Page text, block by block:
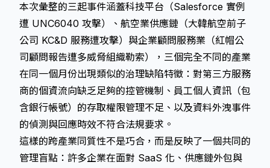
本次彙整的三起事件涵蓋科技平台（Salesforce 實例
遭 UNC6040 攻擊）、航空業供應鏈（大韓航空前子
公司 KC&D 服務遭攻擊）與企業顧問服務業（紅帽公
司顧問報告遭多威脅組織勒索），三個完全不同的產業
在同一個月份出現類似的治理缺陷特徵：對第三方服務
商的個資流向缺乏足夠的控管機制、員工個人資訊（包
含銀行帳號）的存取權限管理不足、以及資料外洩事件
的偵測與回應時效不符合法規要求。
這樣的跨產業同質性不是巧合，而是反映了一個共同的
管理盲點：許多企業在面對 SaaS 化、供應鏈外包與